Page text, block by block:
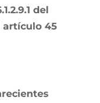
del
artículo 45